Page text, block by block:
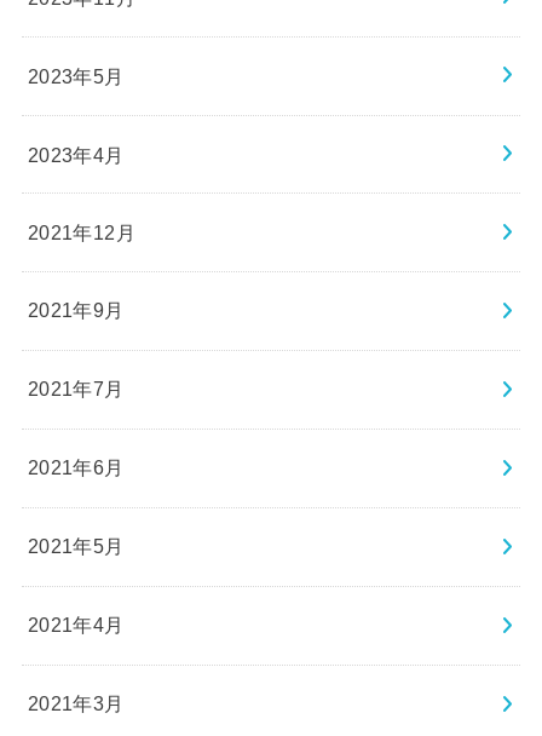
2023年5月
2023年4月
2021年12月
2021年9月
2021年7月
2021年6月
2021年5月
2021年4月
2021年3月